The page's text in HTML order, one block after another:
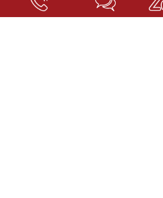
TAGS TIN TỨC: